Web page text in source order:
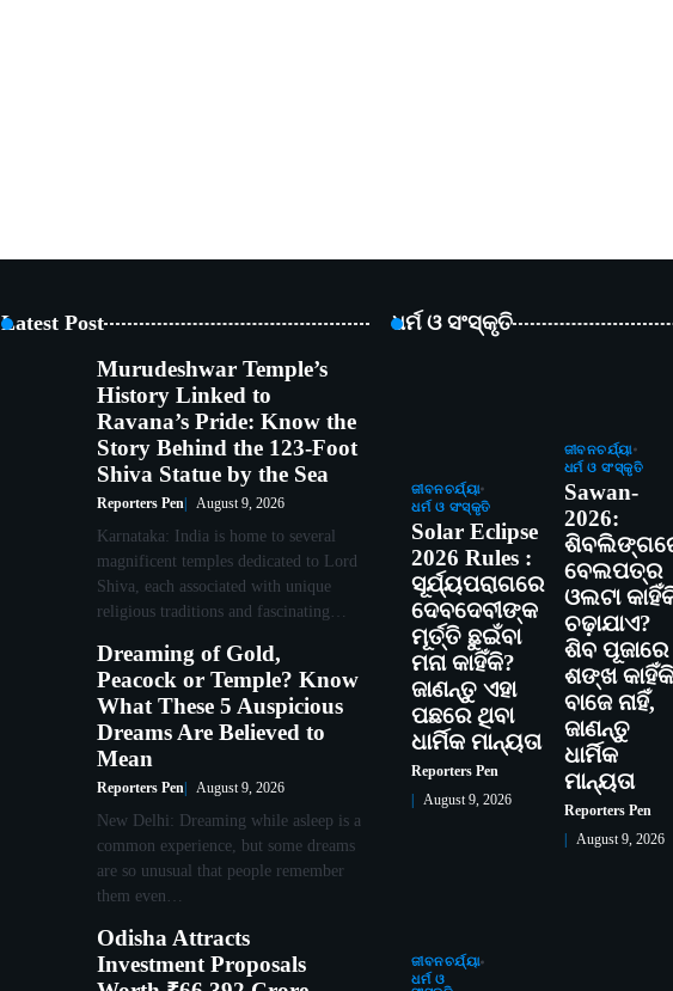
Latest Post
Murudeshwar Temple’s
History Linked to
Ravana’s Pride: Know the
Story Behind the 123-Foot
Shiva Statue by the Sea
Reporters Pen August 9, 2026
Karnataka: India is home to several
magnificent temples dedicated to Lord
Shiva, each associated with unique
religious traditions and fascinating…
Dreaming of Gold,
Peacock or Temple? Know
What These 5 Auspicious
Dreams Are Believed to
Mean
Reporters Pen August 9, 2026
New Delhi: Dreaming while asleep is a
common experience, but some dreams
are so unusual that people remember
them even…
Odisha Attracts
Investment Proposals
ଧର୍ମ ଓ ସଂସ୍କୃତି
ଜୀବନଚର୍ଯ୍ୟା
ଧର୍ମ ଓ ସଂସ୍କୃତି
Solar Eclipse
2026 Rules :
ସୂର୍ଯ୍ୟପରାଗରେ
ଦେବଦେବୀଙ୍କ
ମୂର୍ତ୍ତି ଛୁଇଁବା
ମନା କାହିଁକି?
ଜାଣନ୍ତୁ ଏହା
ପଛରେ ଥିବା
ଧାର୍ମିକ ମାନ୍ୟତା
Reporters Pen
August 9, 2026
ଜୀବନଚର୍ଯ୍ୟା
ଧର୍ମ ଓ ସଂସ୍କୃତି
Sawan-
2026:
ବେଲପତ୍ର
ଓଲଟା
ଚଢ଼ାଯାଏ?
ଶିବ ପୂଜାରେ
ଶଙ୍ଖ କାହିଁକି
ବାଜେ ନାହିଁ,
ଜାଣନ୍ତୁ
ଧାର୍ମିକ
ମାନ୍ୟତା
Reporters Pen
August 9, 2026
ଜୀବନଚର୍ଯ୍ୟା
ଧର୍ମ ଓ